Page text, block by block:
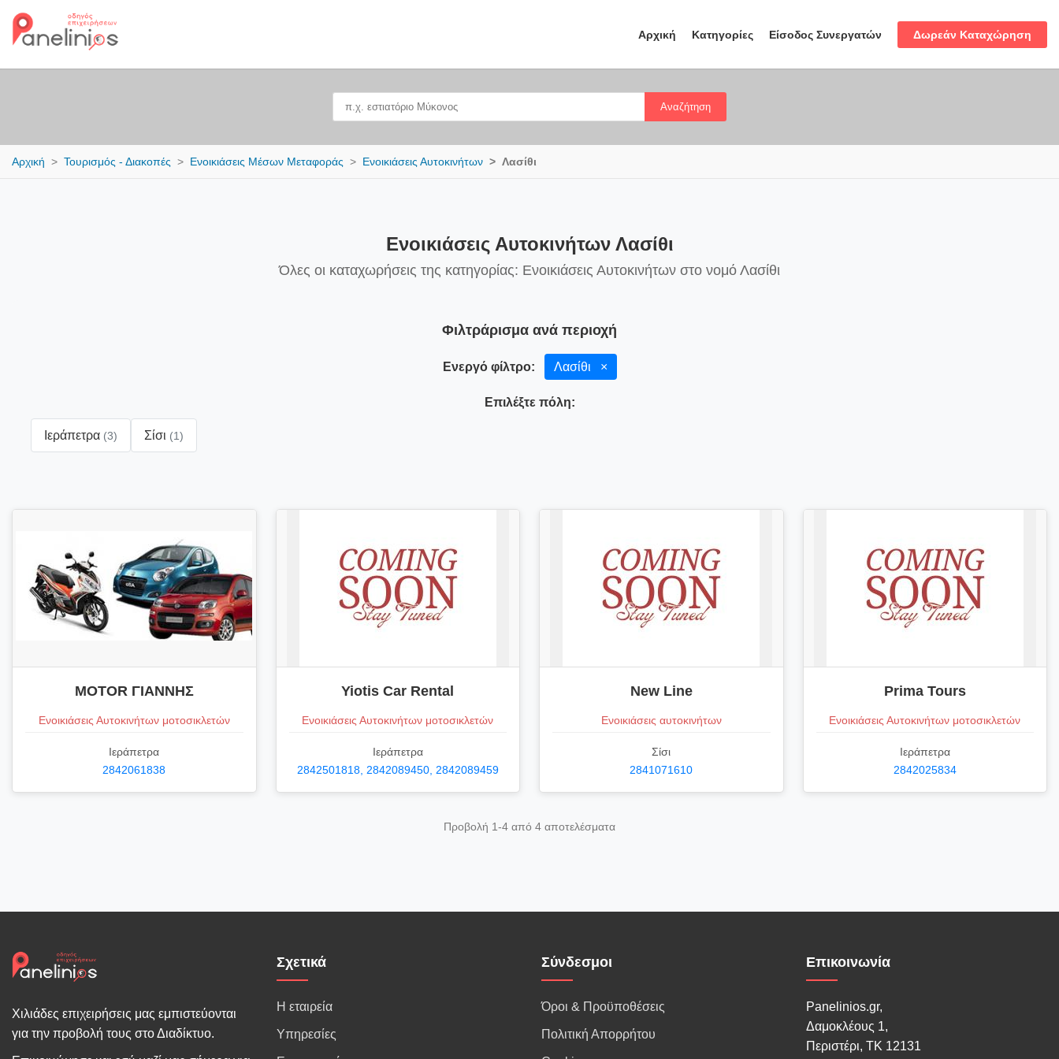
Αρχική Κατηγορίες Είσοδος Συνεργατών Δωρεάν Καταχώρηση
Αναζήτηση
Αρχική Τουρισμός - Διακοπές Ενοικιάσεις Μέσων Μεταφοράς Ενοικιάσεις Αυτοκινήτων Λασίθι
Ενοικιάσεις Αυτοκινήτων Λασίθι
Όλες οι καταχωρήσεις της κατηγορίας: Ενοικιάσεις Αυτοκινήτων στο νομό Λασίθι
Φιλτράρισμα ανά περιοχή
Ενεργό φίλτρο: Λασίθι ×
Επιλέξτε πόλη:
Ιεράπετρα (3) Σίσι (1)
MOTOR ΓΙΑΝΝΗΣ
Ενοικιάσεις Αυτοκινήτων μοτοσικλετών
Ιεράπετρα
2842061838
Yiotis Car Rental
Ενοικιάσεις Αυτοκινήτων μοτοσικλετών
Ιεράπετρα
2842501818, 2842089450, 2842089459
New Line
Ενοικιάσεις αυτοκινήτων
Σίσι
2841071610
Prima Tours
Ενοικιάσεις Αυτοκινήτων μοτοσικλετών
Ιεράπετρα
2842025834
Προβολή 1-4 από 4 αποτελέσματα
Χιλιάδες επιχειρήσεις μας εμπιστεύονται
για την προβολή τους στο Διαδίκτυο.
Σχετικά
Η εταιρεία
Υπηρεσίες
Σύνδεσμοι
Όροι & Προϋποθέσεις
Πολιτική Απορρήτου
Επικοινωνία
Panelinios.gr,
Δαμοκλέους 1,
Περιστέρι, ΤΚ 12131